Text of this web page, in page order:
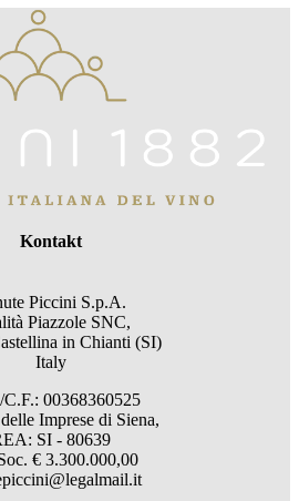
Kontakt
Piccini S.p.A.
Piazzole SNC,
in Chianti (SI)
Italy
00368360525
Imprese di Siena,
SI - 80639
€ 3.300.000,00